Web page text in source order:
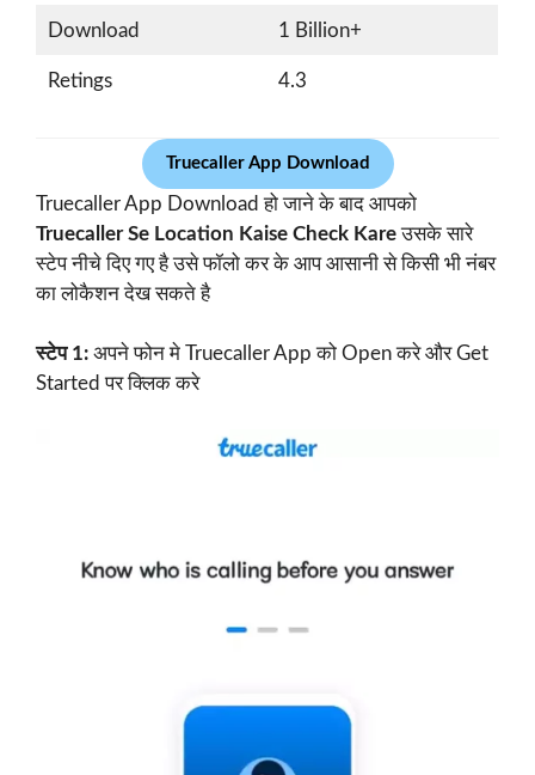
Download 1 Billion+
Retings 4.3
Truecaller App Download
Truecaller App Download हो जाने के बाद आपको
Truecaller Se Location Kaise Check Kareउसके सारे
स्टेप नीचे दिए गए है उसे फॉलो कर के आप आसानी से किसी भी नंबर
का लोकैशन देख सकते है
स्टेप 1: अपने फोन मे Truecaller App को Open करे और Get
Started पर क्लिक करे